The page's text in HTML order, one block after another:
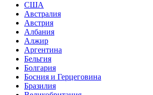
США
Австралия
Австрия
Албания
Алжир
Аргентина
Бельгия
Болгария
Босния и Герцеговина
Бразилия